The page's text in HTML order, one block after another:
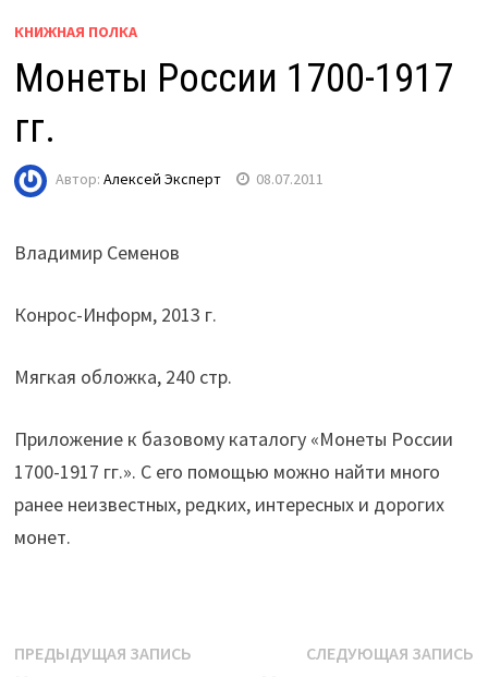
КНИЖНАЯ ПОЛКА
Монеты России 1700-1917
гг.
Автор: Алексей Эксперт 08.07.2011
Владимир Семенов
Конрос-Информ, 2013 г.
Мягкая обложка, 240 стр.
Приложение к базовому каталогу «Монеты России
1700-1917 гг.». С его помощью можно найти много
ранее неизвестных, редких, интересных и дорогих
монет.
Навигация
ПРЕДЫДУЩАЯ ЗАПИСЬПредыдущая
СЛЕДУЮЩАЯ ЗАПИСЬ